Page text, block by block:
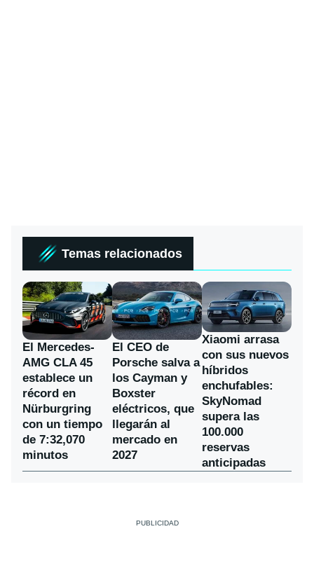
Temas relacionados
El Mercedes-
AMG CLA 45
establece un
récord en
Nürburgring
con un tiempo
de 7:32,070
minutos
El CEO de
Porsche salva a
los Cayman y
Boxster
eléctricos, que
llegarán al
mercado en
2027
Xiaomi arrasa
con sus nuevos
híbridos
enchufables:
SkyNomad
supera las
100.000
reservas
anticipadas